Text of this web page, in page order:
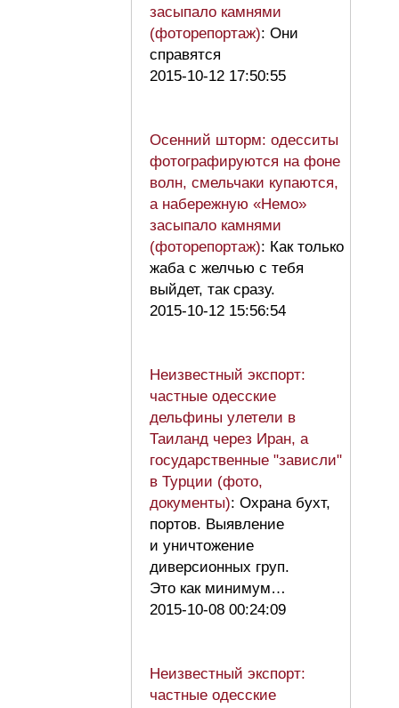
засыпало камнями
(фоторепортаж): Они
справятся
2015-10-12 17:50:55
Осенний шторм: одесситы
фотографируются на фоне
волн, смельчаки купаются,
а набережную «Немо»
засыпало камнями
(фоторепортаж): Как только
жаба с желчью с тебя
выйдет, так сразу.
2015-10-12 15:56:54
Неизвестный экспорт:
частные одесские
дельфины улетели в
Таиланд через Иран, а
государственные "зависли"
в Турции (фото,
документы): Охрана бухт,
портов. Выявление
и уничтожение
диверсионных груп.
Это как минимум…
2015-10-08 00:24:09
Неизвестный экспорт:
частные одесские